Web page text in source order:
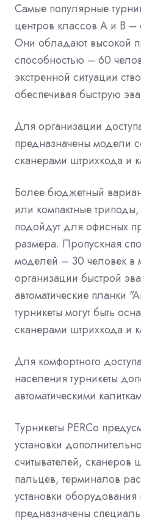
Самые популярные
центров классов A и B
Они обладают высокой
способностью – 60
экстренной ситуации
обеспечивая быструю
Для организации
предназначены модели
сканерами штрихкода и
Более бюджетный
или компактные
подойдут для офисных
размера. Пропускная
моделей – 30 человек в
организации быстрой
автоматические планки
турникеты могут быть
сканерами штрихкода и
Для комфортного
населения турникеты
автоматическими
Турникеты PERCo
установки
считывателей, сканеров
пальцев, терминалов
установки оборудования
предназначены